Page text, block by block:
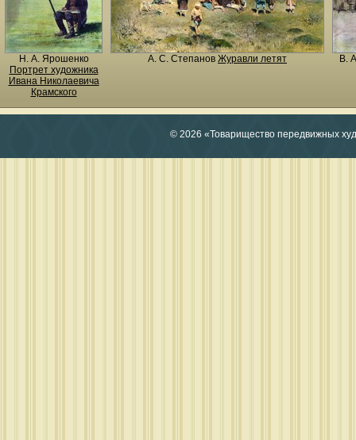
Н. A. Ярошенко
Портрет художника
Ивана Николаевича
Крамского
А. С. Степанов Журавли летят В.
© 2026 «Товарищество передвижных